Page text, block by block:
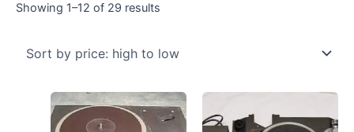
Showing 1–12 of 29 results